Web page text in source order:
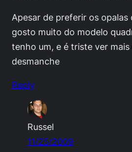
Apesar de preferir os opalas
gosto muito do modelo
tenho um, e é triste ver mais
desmanche
Reply
Russel
11/25/2009